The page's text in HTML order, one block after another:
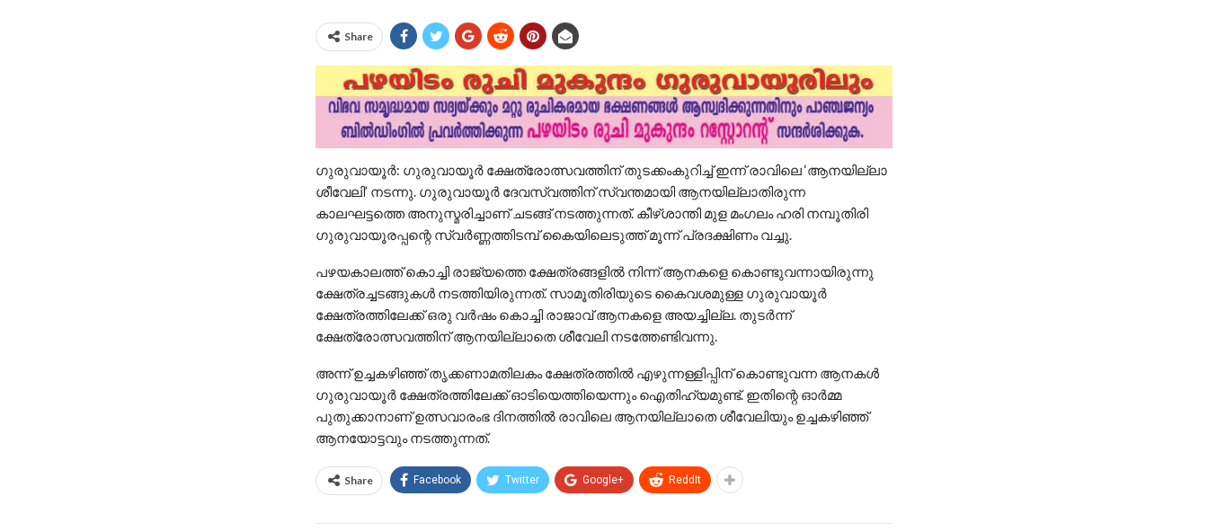
Share
ഗുരുവായൂർ: ഗുരുവായൂർ ക്ഷേത്രോത്സവത്തിന് തുടക്കംകുറിച്ച് ഇന്ന് രാവിലെ ‘ആനയില്ലാ
ശീവേലി’ നടന്നു. ഗുരുവായൂർ ദേവസ്വത്തിന് സ്വന്തമായി ആനയില്ലാതിരുന്ന
കാലഘട്ടത്തെ അനുസ്മരിച്ചാണ് ചടങ്ങ് നടത്തുന്നത്. കീഴ്ശാന്തി മുള മംഗലം ഹരി നമ്പൂതിരി
ഗുരുവായൂരപ്പന്റെ സ്വർണ്ണത്തിടമ്പ് കൈയിലെടുത്ത് മൂന്ന് പ്രദക്ഷിണം വച്ചു.
പഴയകാലത്ത് കൊച്ചി രാജ്യത്തെ ക്ഷേത്രങ്ങളിൽ നിന്ന് ആനകളെ കൊണ്ടുവന്നായിരുന്നു
ക്ഷേത്രച്ചടങ്ങുകൾ നടത്തിയിരുന്നത്. സാമൂതിരിയുടെ കൈവശമുള്ള ഗുരുവായൂർ
ക്ഷേത്രത്തിലേക്ക് ഒരു വർഷം കൊച്ചി രാജാവ് ആനകളെ അയച്ചില്ല. തുടർന്ന്
ക്ഷേത്രോത്സവത്തിന് ആനയില്ലാതെ ശീവേലി നടത്തേണ്ടിവന്നു.
അന്ന് ഉച്ചകഴിഞ്ഞ് തൃക്കണാമതിലകം ക്ഷേത്രത്തിൽ എഴുന്നള്ളിപ്പിന് കൊണ്ടുവന്ന ആനകൾ
ഗുരുവായൂർ ക്ഷേത്രത്തിലേക്ക് ഓടിയെത്തിയെന്നും ഐതിഹ്യമുണ്ട്. ഇതിന്റെ ഓർമ്മ
പുതുക്കാനാണ് ഉത്സവാരംഭ ദിനത്തിൽ രാവിലെ ആനയില്ലാതെ ശീവേലിയും ഉച്ചകഴിഞ്ഞ്
ആനയോട്ടവും നടത്തുന്നത്.
Share Facebook Twitter Google+ ReddIt